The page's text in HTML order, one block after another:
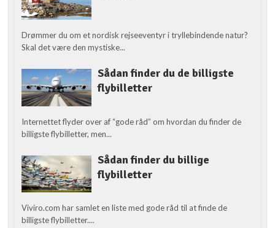
Drømmer du om et nordisk rejseeventyr i tryllebindende natur?
Skal det være den mystiske...
Sådan finder du de billigste
flybilletter
Internettet flyder over af “gode råd” om hvordan du finder de
billigste flybilletter, men...
Sådan finder du billige
flybilletter
Viviro.com har samlet en liste med gode råd til at finde de
billigste flybilletter....